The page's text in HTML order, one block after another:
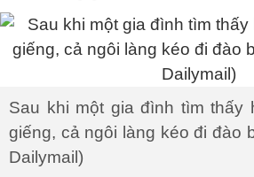
Sau khi một gia đình tìm thấy
giếng, cả ngôi làng kéo đi đào
Dailymail)